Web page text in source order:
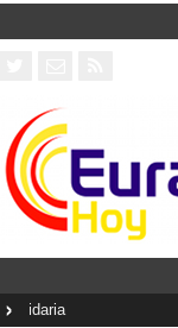
Interventionism estatal
›